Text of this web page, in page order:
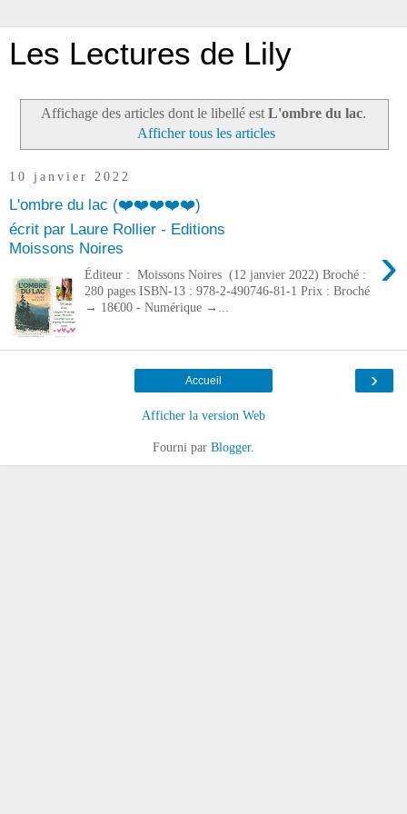
Les Lectures de Lily
Affichage des articles dont le libellé est L'ombre du lac.
Afficher tous les articles
10 janvier 2022
L'ombre du lac (❤️❤️❤️❤️❤️)
écrit par Laure Rollier - Editions
Moissons Noires
›
Éditeur : Moissons Noires (12 janvier 2022) Broché :
280 pages ISBN-13 : 978-2-490746-81-1 Prix : Broché
→ 18€00 - Numérique →...
›
Accueil
Afficher la version Web
Fourni par Blogger.